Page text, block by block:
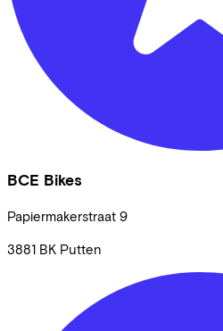
BCE Bikes
Papiermakerstraat 9
3881 BK Putten